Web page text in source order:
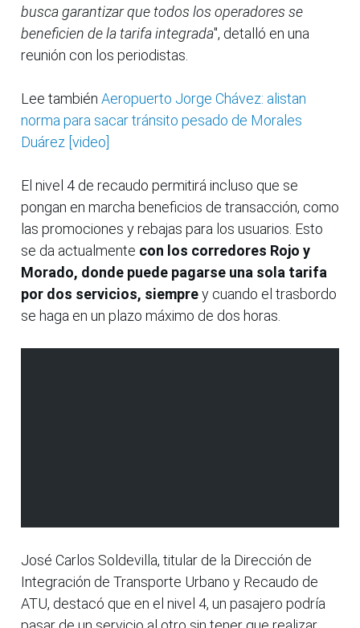
busca garantizar que todos los operadores se
beneficien de la tarifa integrada", detalló en una
reunión con los periodistas.
Lee también Aeropuerto Jorge Chávez: alistan
norma para sacar tránsito pesado de Morales
Duárez [video]
El nivel 4 de recaudo permitirá incluso que se
pongan en marcha beneficios de transacción, como
las promociones y rebajas para los usuarios. Esto
se da actualmente con los corredores Rojo y
Morado, donde puede pagarse una sola tarifa
por dos servicios, siemprey cuando el trasbordo
se haga en un plazo máximo de dos horas.
José Carlos Soldevilla, titular de la Dirección de
Integración de Transporte Urbano y Recaudo de
ATU, destacó que en el nivel 4, un pasajero podría